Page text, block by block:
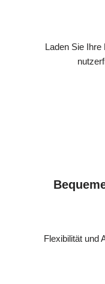
Laden Sie
Flexibilität und